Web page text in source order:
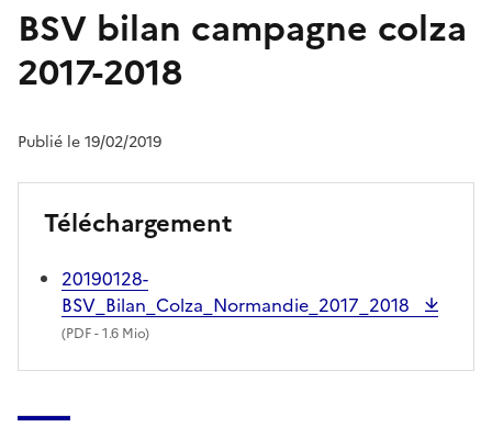
BSV bilan campagne colza
2017-2018
Publié le 19/02/2019
Téléchargement
20190128-
BSV_Bilan_Colza_Normandie_2017_2018
(PDF- 1.6 Mio)